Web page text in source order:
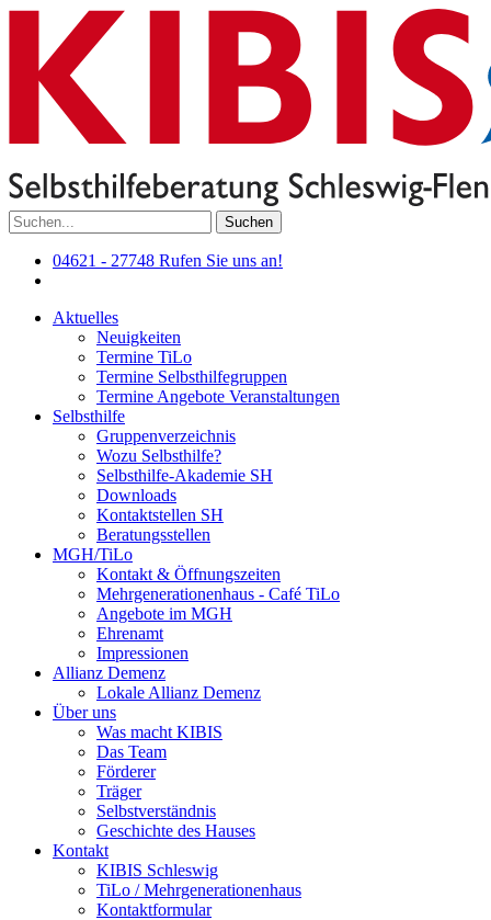
Suchen
04621 - 27748 Rufen Sie uns an!
Aktuelles
Neuigkeiten
Termine TiLo
Termine Selbsthilfegruppen
Termine Angebote Veranstaltungen
Selbsthilfe
Gruppenverzeichnis
Wozu Selbsthilfe?
Selbsthilfe-Akademie SH
Downloads
Kontaktstellen SH
Beratungsstellen
MGH/TiLo
Kontakt & Öffnungszeiten
Mehrgenerationenhaus - Café TiLo
Angebote im MGH
Ehrenamt
Impressionen
Allianz Demenz
Lokale Allianz Demenz
Über uns
Was macht KIBIS
Das Team
Förderer
Träger
Selbstverständnis
Geschichte des Hauses
Kontakt
KIBIS Schleswig
TiLo / Mehrgenerationenhaus
Kontaktformular